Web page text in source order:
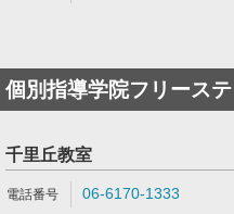
個別指導学院フリース
千里丘教室
06-6170-1333